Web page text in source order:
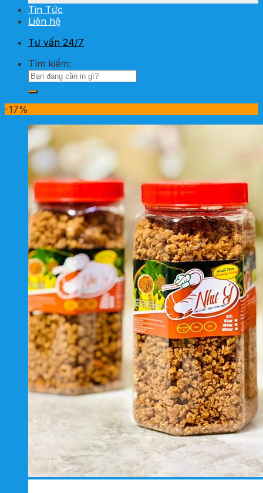
Tin Tức
Liên hệ
Tư vấn 24/7
Tìm kiếm:
-17%